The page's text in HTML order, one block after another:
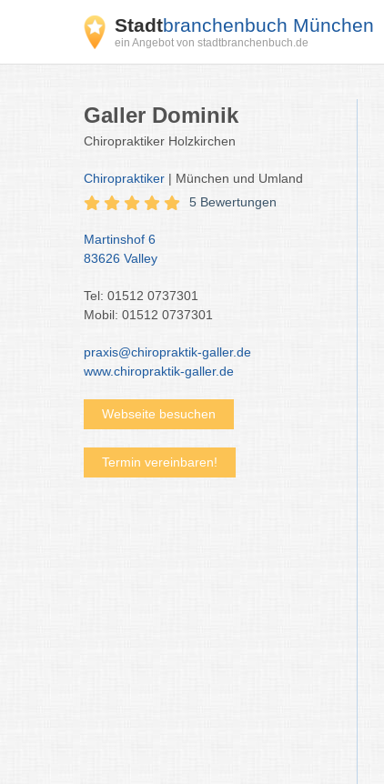
Stadtbranchenbuch München
ein Angebot von stadtbranchenbuch.de
Galler Dominik
Chiropraktiker Holzkirchen
Chiropraktiker | München und Umland
5 Bewertungen
Martinshof 6
83626 Valley
Tel: 01512 0737301
Mobil: 01512 0737301
praxis@chiropraktik-galler.de
www.chiropraktik-galler.de
Webseite besuchen
Termin vereinbaren!